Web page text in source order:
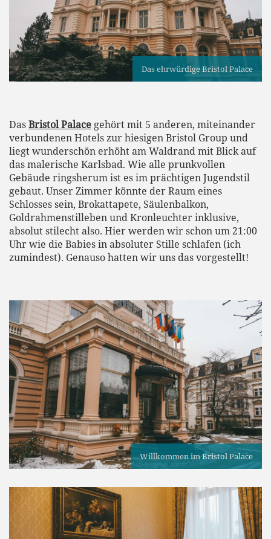
Das ehrwürdige Bristol Palace
DasBristol Palace gehört mit 5 anderen, miteinander
verbundenen Hotels zur hiesigen Bristol Group und
liegt wunderschön erhöht am Waldrand mit Blick auf
das malerische Karlsbad. Wie alle prunkvollen
Gebäude ringsherum ist es im prächtigen Jugendstil
gebaut. Unser Zimmer könnte der Raum eines
Schlosses sein, Brokattapete, Säulenbalkon,
Goldrahmenstilleben und Kronleuchter inklusive,
absolut stilecht also. Hier werden wir schon um 21:00
Uhr wie die Babies in absoluter Stille schlafen (ich
zumindest). Genauso hatten wir uns das vorgestellt!
Willkommen im Bristol Palace